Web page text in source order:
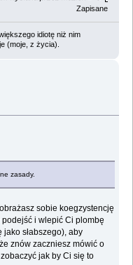
Zapisane
idiotę niż nim
(moje, z życia).
zasady.
sobie koegzystencję
podejść i wlepić Ci plombę
słabszego), aby
znów zaczniesz mówić o
jak by Ci się to